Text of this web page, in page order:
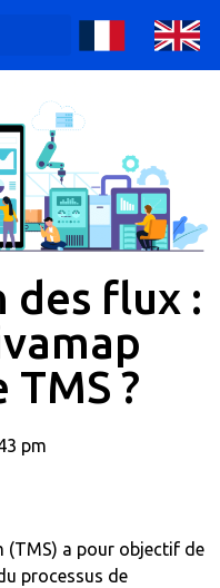
flux :
?
pm
(TMS) a pour objectif de
processus de